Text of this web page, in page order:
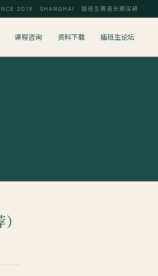
2018 · SHANGHAI · 插班生赛道长期深耕
课程咨询 资料下载 插班生论坛